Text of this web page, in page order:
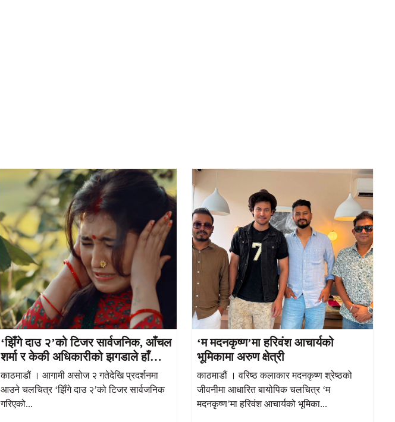
‘झिँगे दाउ २’को टिजर सार्वजनिक, आँचल
शर्मा र केकी अधिकारीको झगडाले हाँसो र
भावनाको मिश्रण
काठमाडौं । आगामी असोज २ गतेदेखि प्रदर्शनमा
आउने चलचित्र ‘झिँगे दाउ २’को टिजर सार्वजनिक
गरिएको...
‘म मदनकृष्ण’मा हरिवंश आचार्यको
भूमिकामा अरुण क्षेत्री
काठमाडौं । वरिष्ठ कलाकार मदनकृष्ण श्रेष्ठको
जीवनीमा आधारित बायोपिक चलचित्र ‘म
मदनकृष्ण’मा हरिवंश आचार्यको भूमिका...